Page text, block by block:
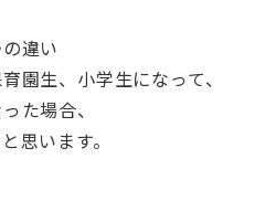
違い
園生、小学生になって、
た場合、
思います。